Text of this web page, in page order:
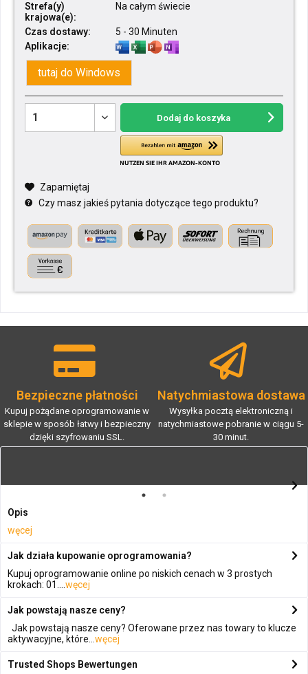
Strefa(y)
krajowa(e):
Na całym świecie
Czas dostawy:
5 - 30 Minuten
Aplikacje:
tutaj do Windows
Dodaj do koszyka
Zapamiętaj
Czy masz jakieś pytania dotyczące tego produktu?
Bezpieczne płatności
Kupuj pożądane oprogramowanie w
sklepie w sposób łatwy i bezpieczny
dzięki szyfrowaniu SSL.
Natychmiastowa dostawa
Wysyłka pocztą elektroniczną i
natychmiastowe pobranie w ciągu 5-
30 minut.
Opis
węcej
Jak działa kupowanie oprogramowania?
Kupuj oprogramowanie online po niskich cenach w 3 prostych
krokach: 01.... węcej
Jak powstają nasze ceny?
Jak powstają nasze ceny? Oferowane przez nas towary to klucze
aktywacyjne, które... węcej
Trusted Shops Bewertungen